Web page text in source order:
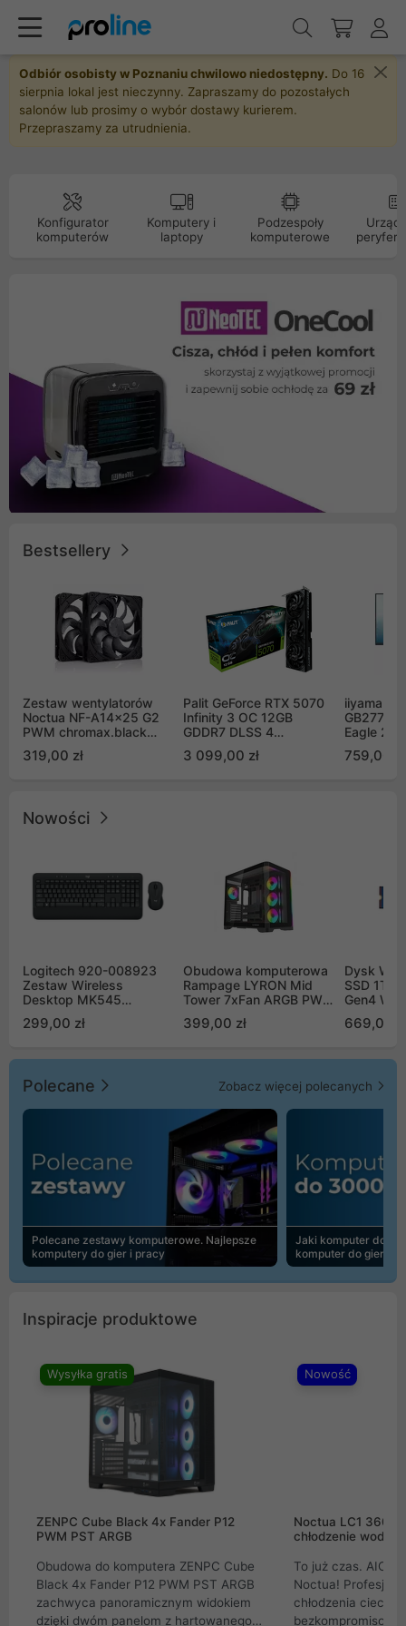
Odbiór osobisty w Poznaniu chwilowo niedostępny. Do 16
sierpnia lokal jest nieczynny. Zapraszamy do pozostałych
salonów lub prosimy o wybór dostawy kurierem.
Przepraszamy za utrudnienia.
Konfigurator
komputerów
Komputery i
laptopy
Podzespoły
komputerowe
Bestsellery
Zestaw wentylatorów
Noctua NF-A14x25 G2
PWM chromax.black
Push Pull (2szt)
319,00 zł
Palit GeForce RTX 5070
Infinity 3 OC 12GB
GDDR7 DLSS 4
GB2050S)
3 099,00 zł
iiyama G-
Eagle 27"
759,00 zł
Nowości
Logitech 920-008923
Zestaw Wireless
Desktop MK545
299,00 zł
Obudowa komputerowa
Rampage LYRON Mid
Tower 7xFan ARGB PWM
399,00 zł
Dysk WD
SSD 1TB
Gen4
669,00
Polecane Zobacz więcej polecanych
Polecane zestawy komputerowe. Najlepsze
komputery do gier i pracy
Jaki komputer do
komputer do gier |
Inspiracje produktowe
Wysyłka gratis
ZENPC Cube Black 4x Fander P12
PWM PST ARGB
Obudowa do komputera ZENPC Cube
Black 4x Fander P12 PWM PST ARGB
zachwyca panoramicznym widokiem
dzięki dwóm panelom z hartowanego
Nowość
Noctua LC1
chłodzenie wodne
To już czas. AIO
Noctua!
chłodzenia cieczą